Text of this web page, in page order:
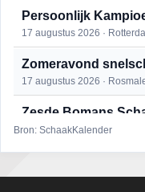
Persoonlijk
17 augustus 2026 ·
Zomeravond
17 augustus 2026 ·
Zesde Bomans
17 augustus 2026 · Haarlem
18 augustus 2026 ·
Bron: SchaakKalender